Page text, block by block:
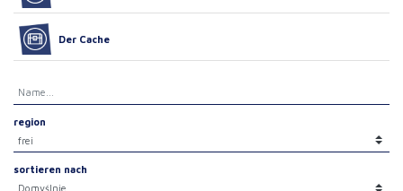
Der Cache
region
sortieren nach